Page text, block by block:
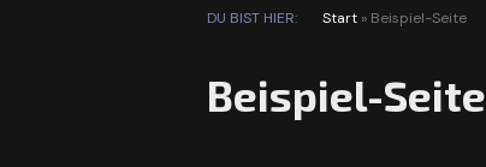
DU BIST HIER: Start » Beispiel-Seite
Beispiel-Seite